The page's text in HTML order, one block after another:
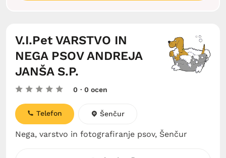
V.I.Pet VARSTVO IN
NEGA PSOV ANDREJA
JANŠA S.P.
0 · 0 ocen
Nega, varstvo in fotografiranje psov, Šenčur
Telefon Šenčur